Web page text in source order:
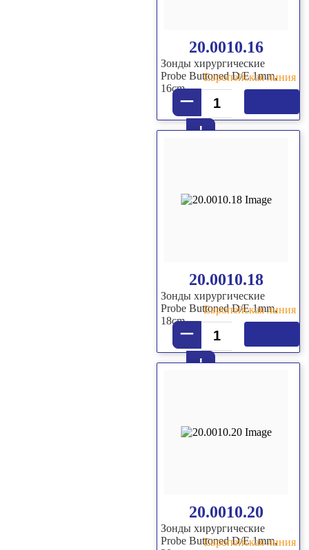
20.0010.16
Зонды хирургические
Probe Buttoned D/E 1mm,
16cm–
+
Европейская линия
20.0010.18
Зонды хирургические
Probe Buttoned D/E 1mm,
18cm–
+
Европейская линия
20.0010.20
Зонды хирургические
Probe Buttoned D/E 1mm,
Европейская линия